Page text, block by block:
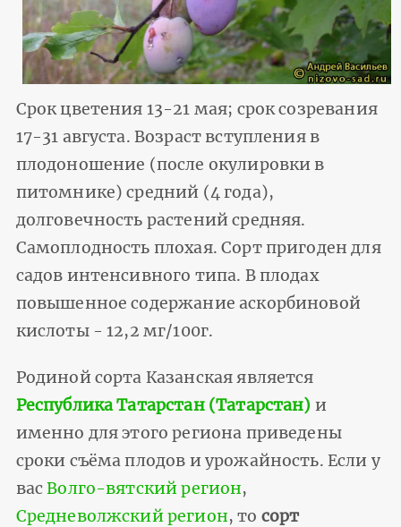
Срок цветения 13-21 мая; срок созревания
17-31 августа. Возраст вступления в
плодоношение (после окулировки в
питомнике) средний (4 года),
долговечность растений средняя.
Самоплодность плохая. Сорт пригоден для
садов интенсивного типа. В плодах
повышенное содержание аскорбиновой
кислоты - 12,2 мг/100г.
Родиной сорта Казанская является
Республика Татарстан (Татарстан) и
именно для этого региона приведены
сроки съёма плодов и урожайность. Если у
васВолго-вятский регион,
Средневолжский регион, то сорт